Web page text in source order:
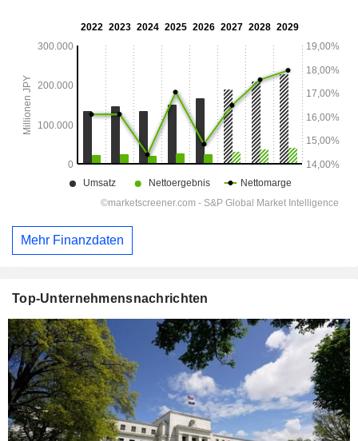
Mehr Finanzdaten
Top-Unternehmensnachrichten